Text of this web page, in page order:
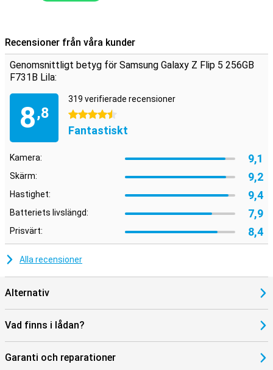
Recensioner från våra kunder
Genomsnittligt betyg för Samsung Galaxy Z Flip 5 256GB
F731B Lila:
8,8
319 verifierade recensioner
4.5 stjärnor
Fantastiskt
Kamera: 9,1
Skärm: 9,2
Hastighet: 9,4
Batteriets livslängd: 7,9
Prisvärt: 8,4
Alla recensioner
Alternativ
Vad finns i lådan?
Garanti och reparationer